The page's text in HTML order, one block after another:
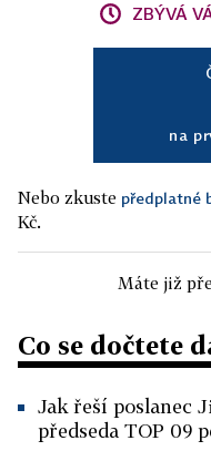
ZBÝVÁ
na
Nebo zkuste předplatné
Kč.
Máte již
Co se dočtete
Jak řeší poslanec
předseda TOP 09